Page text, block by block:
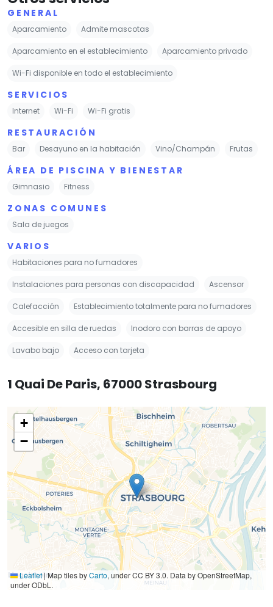
GENERAL
Aparcamiento Admite mascotas
Aparcamiento en el establecimiento Aparcamiento privado
Wi-Fi disponible en todo el establecimiento
SERVICIOS
Internet Wi-Fi Wi-Fi gratis
RESTAURACIÓN
Bar Desayuno en la habitación Vino/Champán Frutas
ÁREA DE PISCINA Y BIENESTAR
Gimnasio Fitness
ZONAS COMUNES
Sala de juegos
VARIOS
Habitaciones para no fumadores
Instalaciones para personas con discapacidad Ascensor
Calefacción Establecimiento totalmente para no fumadores
Accesible en silla de ruedas Inodoro con barras de apoyo
Lavabo bajo Acceso con tarjeta
1 Quai De Paris, 67000 Strasbourg
+
−
Leaflet|Map tiles byCarto, under CC BY 3.0. Data by OpenStreetMap,
under ODbL.